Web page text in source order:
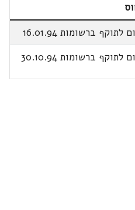
לתוקף ברשומות 16.01.94
לתוקף ברשומות 30.10.94